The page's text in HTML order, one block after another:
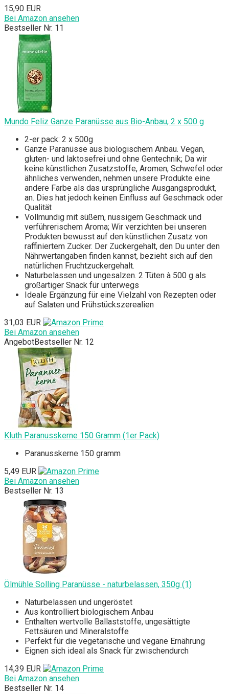
15,90 EUR
Bei Amazon ansehen
Bestseller Nr. 11
Mundo Feliz Ganze Paranüsse aus Bio-Anbau, 2 x 500 g
2-er pack: 2 x 500g
Ganze Paranüsse aus biologischem Anbau. Vegan,
gluten- und laktosefrei und ohne Gentechnik; Da wir
keine künstlichen Zusatzstoffe, Aromen, Schwefel oder
ähnliches verwenden, nehmen unsere Produkte eine
andere Farbe als das ursprüngliche Ausgangsprodukt,
an. Dies hat jedoch keinen Einfluss auf Geschmack oder
Qualität
Vollmundig mit süßem, nussigem Geschmack und
verführerischem Aroma; Wir verzichten bei unseren
Produkten bewusst auf den künstlichen Zusatz von
raffiniertem Zucker. Der Zuckergehalt, den Du unter den
Nährwertangaben finden kannst, bezieht sich auf den
natürlichen Fruchtzuckergehalt.
Naturbelassen und ungesalzen. 2 Tüten à 500 g als
großartiger Snack für unterwegs
Ideale Ergänzung für eine Vielzahl von Rezepten oder
auf Salaten und Frühstückszerealien
31,03 EUR
Bei Amazon ansehen
AngebotBestseller Nr. 12
Kluth Paranusskerne 150 Gramm (1er Pack)
Paranusskerne 150 gramm
5,49 EUR
Bei Amazon ansehen
Bestseller Nr. 13
Ölmühle Solling Paranüsse - naturbelassen, 350g (1)
Naturbelassen und ungeröstet
Aus kontrolliert biologischem Anbau
Enthalten wertvolle Ballaststoffe, ungesättigte
Fettsäuren und Mineralstoffe
Perfekt für die vegetarische und vegane Ernährung
Eignen sich ideal als Snack für zwischendurch
14,39 EUR
Bei Amazon ansehen
Bestseller Nr. 14